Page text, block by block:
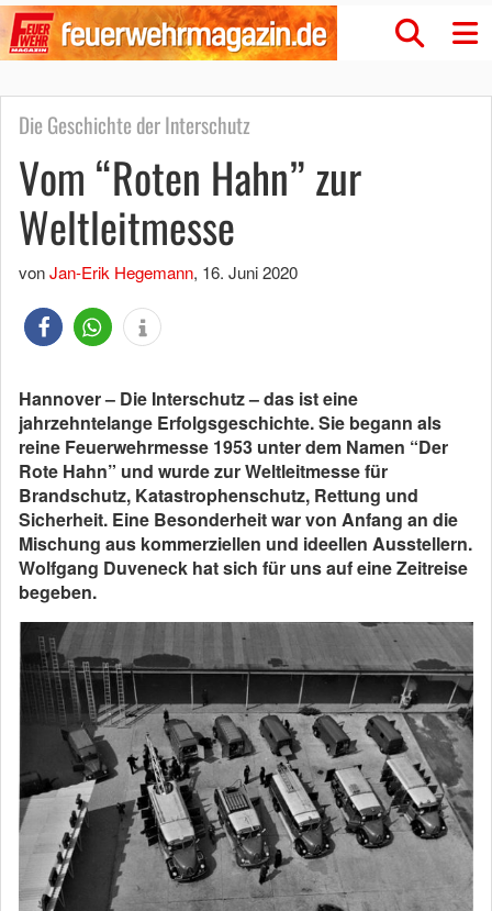
Die Geschichte der Interschutz
Vom “Roten Hahn” zur
Weltleitmesse
vonJan-Erik Hegemann, 16. Juni 2020
Hannover – Die Interschutz – das ist eine
jahrzehntelange Erfolgsgeschichte. Sie begann als
reine Feuerwehrmesse 1953 unter dem Namen “Der
Rote Hahn” und wurde zur Weltleitmesse für
Brandschutz, Katastrophenschutz, Rettung und
Sicherheit. Eine Besonderheit war von Anfang an die
Mischung aus kommerziellen und ideellen Ausstellern.
Wolfgang Duveneck hat sich für uns auf eine Zeitreise
begeben.